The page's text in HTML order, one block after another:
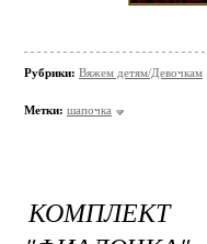
Рубрики: Вяжем детям/Девочкам
Метки: шапочка